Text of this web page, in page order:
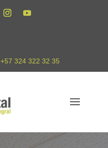
+57 324 322 32 35